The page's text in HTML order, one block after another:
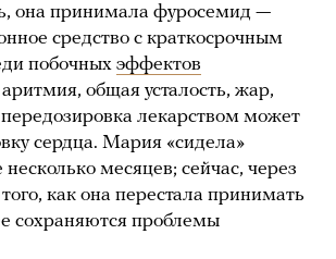
она принимала фуросемид —
средство с краткосрочным
побочных эффектов
общая усталость, жар,
лекарством может
сердца. Мария «сидела»
месяцев; сейчас, через
как она перестала принимать
сохраняются проблемы